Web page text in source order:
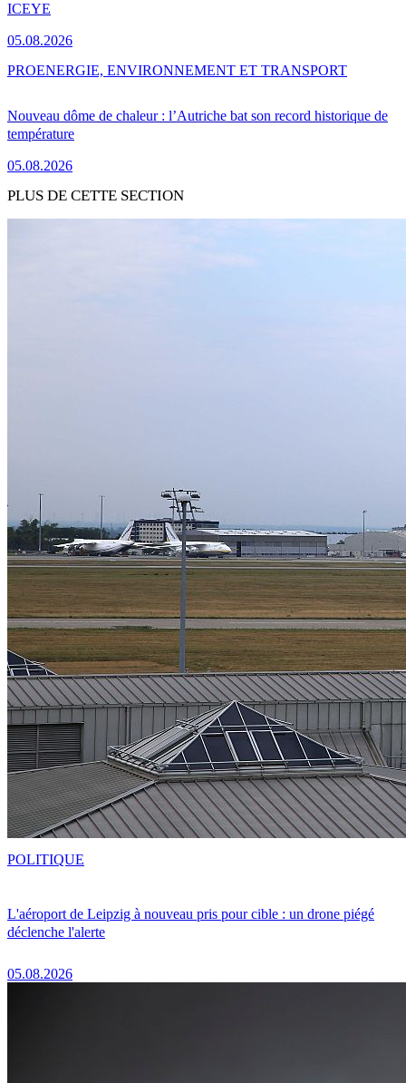
ICEYE
05.08.2026
Nouveau dôme de chaleur : l’Autriche bat son record historique de
température
05.08.2026
PROENERGIE, ENVIRONNEMENT ET TRANSPORT
PLUS DE CETTE SECTION
L'aéroport de Leipzig à nouveau pris pour cible : un drone piégé
déclenche l'alerte
05.08.2026
POLITIQUE